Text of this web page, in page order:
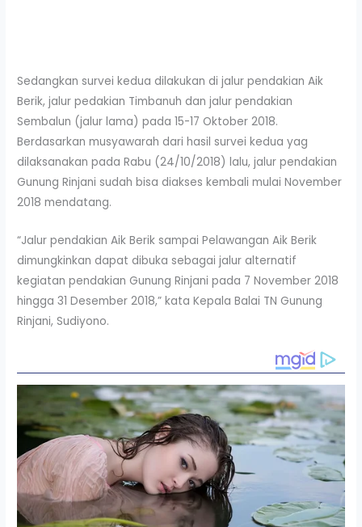
Sedangkan survei kedua dilakukan di jalur pendakian Aik
Berik, jalur pedakian Timbanuh dan jalur pendakian
Sembalun (jalur lama) pada 15-17 Oktober 2018.
Berdasarkan musyawarah dari hasil survei kedua yag
dilaksanakan pada Rabu (24/10/2018) lalu, jalur pendakian
Gunung Rinjani sudah bisa diakses kembali mulai November
2018 mendatang.
“Jalur pendakian Aik Berik sampai Pelawangan Aik Berik
dimungkinkan dapat dibuka sebagai jalur alternatif
kegiatan pendakian Gunung Rinjani pada 7 November 2018
hingga 31 Desember 2018,” kata Kepala Balai TN Gunung
Rinjani, Sudiyono.